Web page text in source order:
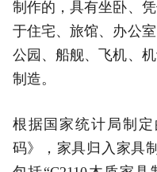
制作的，具有坐卧、
于住宅、旅馆、办公
公园、船舰、飞机、
制造。
根据国家统计局制
码》，家具归入家具